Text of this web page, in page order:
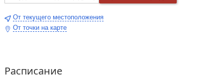
От текущего местоположения
От точки на карте
Расписание